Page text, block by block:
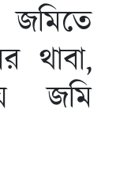
থাবা,
জমি